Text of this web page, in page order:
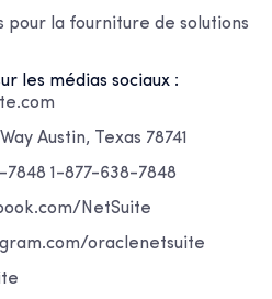
pour la fourniture de solutions
les médias sociaux :
Austin, Texas 78741
7848 1-877-638-7848
NetSuite
oraclenetsuite